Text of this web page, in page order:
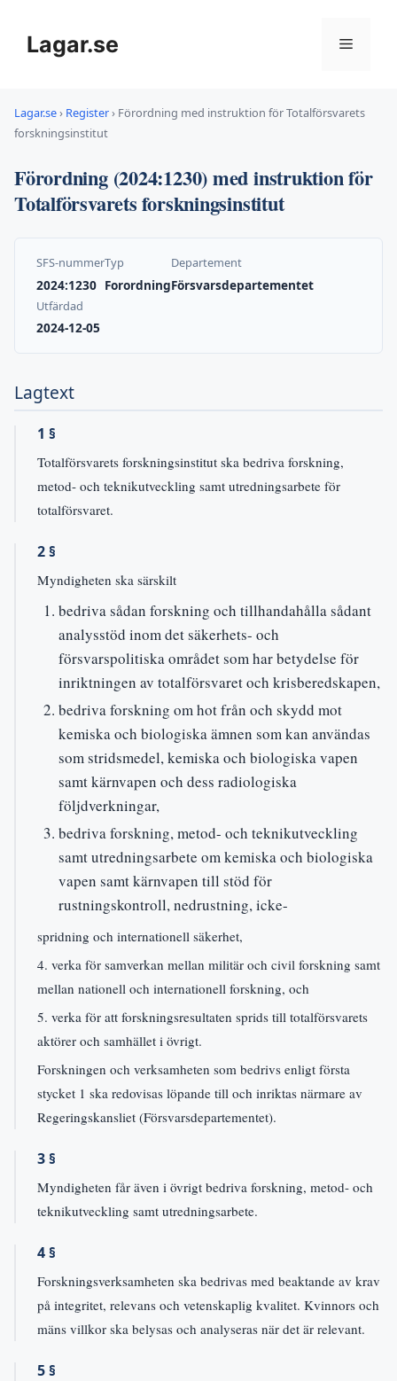
innehållLagar.se Meny
Lagar.se› Register› Förordning med instruktion för Totalförsvarets
forskningsinstitut
Förordning (2024:1230) med instruktion för
Totalförsvarets forskningsinstitut
SFS-nummer
2024:1230
Typ
Forordning
Departement
Försvarsdepartementet
Utfärdad
2024-12-05
Lagtext
1 §
Totalförsvarets forskningsinstitut ska bedriva forskning,
metod- och teknikutveckling samt utredningsarbete för
totalförsvaret.
2 §
Myndigheten ska särskilt
bedriva sådan forskning och tillhandahålla sådant
analysstöd inom det säkerhets- och
försvarspolitiska området som har betydelse för
inriktningen av totalförsvaret och krisberedskapen,
bedriva forskning om hot från och skydd mot
kemiska och biologiska ämnen som kan användas
som stridsmedel, kemiska och biologiska vapen
samt kärnvapen och dess radiologiska
följdverkningar,
bedriva forskning, metod- och teknikutveckling
samt utredningsarbete om kemiska och biologiska
vapen samt kärnvapen till stöd för
rustningskontroll, nedrustning, icke-
spridning och internationell säkerhet,
4. verka för samverkan mellan militär och civil forskning samt
mellan nationell och internationell forskning, och
5. verka för att forskningsresultaten sprids till totalförsvarets
aktörer och samhället i övrigt.
Forskningen och verksamheten som bedrivs enligt första
stycket 1 ska redovisas löpande till och inriktas närmare av
Regeringskansliet (Försvarsdepartementet).
3 §
Myndigheten får även i övrigt bedriva forskning, metod- och
teknikutveckling samt utredningsarbete.
4 §
Forskningsverksamheten ska bedrivas med beaktande av krav
på integritet, relevans och vetenskaplig kvalitet. Kvinnors och
mäns villkor ska belysas och analyseras när det är relevant.
5 §